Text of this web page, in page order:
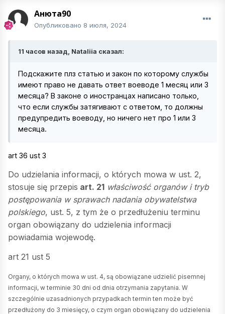
Анюта90
Опубликовано 8 июля, 2024
11 часов назад, Nataliia сказал:
Подскажите плз статью и закон по которому службы
имеют право не давать ответ воеводе 1 месяц или 3
месяца? В законе о иностранцах написано только,
что если службы затягивают с ответом, то должны
предупредить воеводу, но ничего нет про 1 или 3
месяца.
art 36 ust 3
Do udzielania informacji, o których mowa w ust. 2,
stosuje się przepis art. 21 właściwość organów i tryb
postępowania w sprawach nadania obywatelstwa
polskiego, ust. 5, z tym że o przedłużeniu terminu
organ obowiązany do udzielenia informacji
powiadamia wojewodę.
art 21 ust 5
Organy, o których mowa w ust. 4, są obowiązane udzielić pisemnej
informacji, w terminie 30 dni od dnia otrzymania zapytania. W
szczególnie uzasadnionych przypadkach termin ten może być
przedłużony do 3 miesięcy, o czym organ obowiązany do udzielenia